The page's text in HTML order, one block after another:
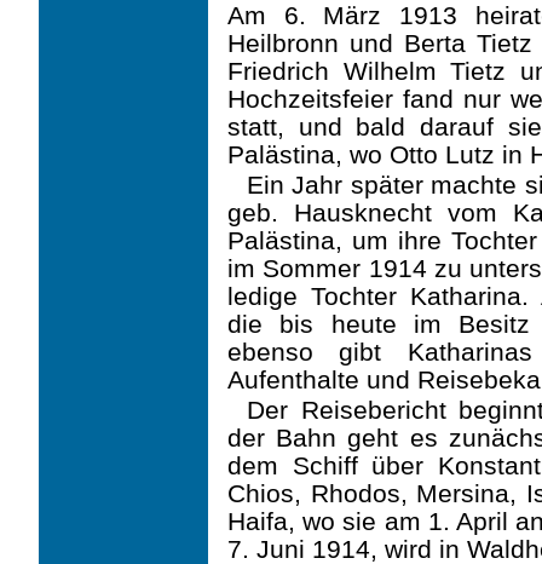
Am 6. März 1913
Heilbronn und Berta
Friedrich Wilhelm Tietz
Hochzeits­feier fand nur
statt, und bald darauf
Palästina, wo Otto Lutz in
Ein Jahr später machte
geb. Hausknecht vom
Palästina, um ihre
im Sommer 1914 zu
ledige Tochter
die bis heute im Besitz
ebenso gibt
Aufenthalte und
Der Reisebericht
der Bahn geht es
dem Schiff über
Chios, Rhodos, Mersina,
Haifa, wo sie am 1. April
7. Juni 1914, wird in